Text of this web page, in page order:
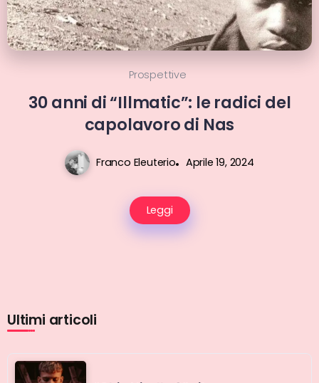
Prospettive
30 anni di “Illmatic”: le radici del
capolavoro di Nas
Franco Eleuterio Aprile 19, 2024
Leggi
Ultimi articoli